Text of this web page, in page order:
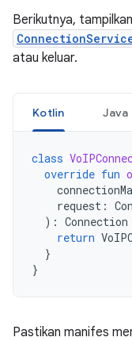
Berikutnya,
atau keluar.
Kotlin Java
class
override fun
request :
): Connection
return
}
}
Pastikan manifes